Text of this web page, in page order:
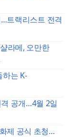
트랙리스트 전격
라메, 오만한
하는 K-
공개…4월 2일
제 공식 초청…